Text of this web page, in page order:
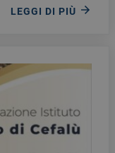
LEGGI DI PIÙ